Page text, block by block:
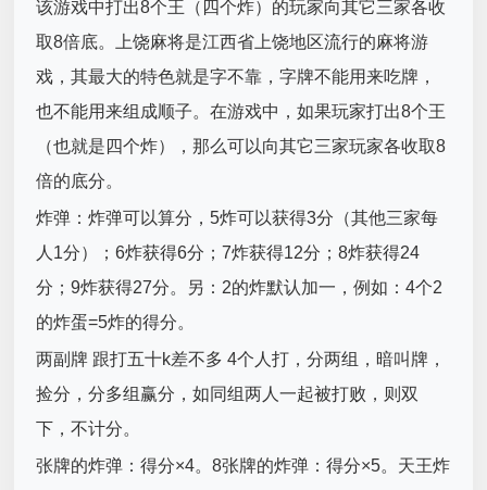
该游戏中打出8个王（四个炸）的玩家向其它三家各收
取8倍底。上饶麻将是江西省上饶地区流行的麻将游
戏，其最大的特色就是字不靠，字牌不能用来吃牌，
也不能用来组成顺子。在游戏中，如果玩家打出8个王
（也就是四个炸），那么可以向其它三家玩家各收取8
倍的底分。
炸弹：炸弹可以算分，5炸可以获得3分（其他三家每
人1分）；6炸获得6分；7炸获得12分；8炸获得24
分；9炸获得27分。另：2的炸默认加一，例如：4个2
的炸蛋=5炸的得分。
两副牌 跟打五十k差不多 4个人打，分两组，暗叫牌，
捡分，分多组赢分，如同组两人一起被打败，则双
下，不计分。
张牌的炸弹：得分×4。8张牌的炸弹：得分×5。天王炸